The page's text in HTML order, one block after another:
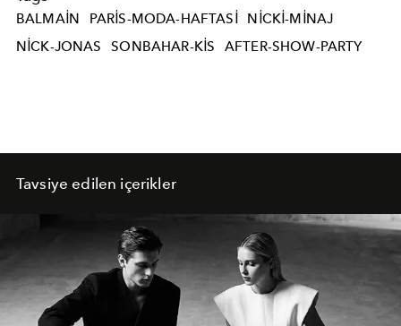
BALMAIN PARIS-MODA-HAFTASI
NICKI-MINAJ
NICK-JONAS
SONBAHAR-KIS AFTER-SHOW-PARTY
Tavsiye edilen içerikler